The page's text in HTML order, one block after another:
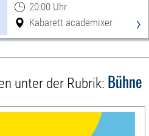
20:00 Uhr
Kabarett academixer
›
unter der Rubrik: Bühne